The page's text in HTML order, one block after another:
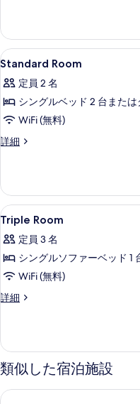
写
真
を
表
示
す
る
詳
細
Standard
Room
の
す
べ
て
真
を
表
示
す
る
8
Standard Room
定員 2 名
シングルベッド 2 台または
WiFi (無料)
詳細
Standard
細
Triple
Room
の
す
べ
て
真
を
表
6
Triple Room
定員 3 名
シングルソファーベッド 1
WiFi (無料)
詳細
Triple
細
類似した宿泊施設
ワン ショット レコレトス